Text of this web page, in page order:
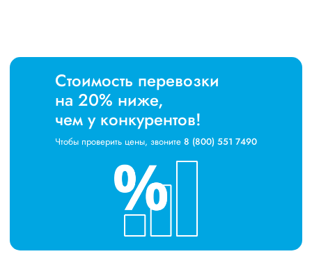
Стоимость перевозки
на 20% ниже,
чем у конкурентов!
Чтобы проверить цены, звоните 8 (800) 551 7490